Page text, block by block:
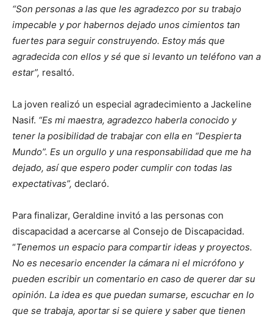
“Son personas a las que les agradezco por su trabajo
impecable y por habernos dejado unos cimientos tan
fuertes para seguir construyendo. Estoy más que
agradecida con ellos y sé que si levanto un teléfono van a
estar”, resaltó.
La joven realizó un especial agradecimiento a Jackeline
Nasif. “Es mi maestra, agradezco haberla conocido y
tener la posibilidad de trabajar con ella en “Despierta
Mundo”. Es un orgullo y una responsabilidad que me ha
dejado, así que espero poder cumplir con todas las
expectativas”, declaró.
Para finalizar, Geraldine invitó a las personas con
discapacidad a acercarse al Consejo de Discapacidad.
“Tenemos un espacio para compartir ideas y proyectos.
No es necesario encender la cámara ni el micrófono y
pueden escribir un comentario en caso de querer dar su
opinión. La idea es que puedan sumarse, escuchar en lo
que se trabaja, aportar si se quiere y saber que tienen